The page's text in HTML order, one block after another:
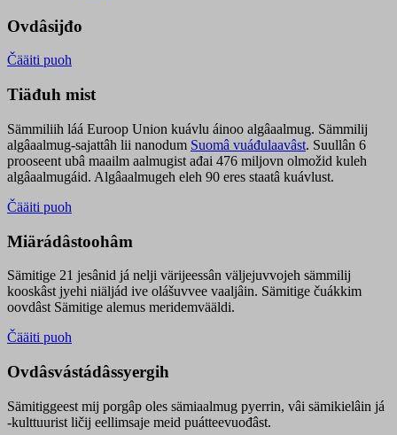
Ovdâsijđo
Čääiti puoh
Tiäđuh mist
Sämmiliih láá Euroop Union kuávlu áinoo algâaalmug. Sämmilij
algâaalmug-sajattâh lii nanodum Suomâ vuáđulaavâst. Suullân 6
prooseent ubâ maailm aalmugist ađai 476 miljovn olmožid kuleh
algâaalmugáid. Algâaalmugeh eleh 90 eres staatâ kuávlust.
Čääiti puoh
Miärádâstoohâm
Sämitige 21 jesânid já nelji värijeessân väljejuvvojeh sämmilij
kooskâst jyehi niäljád ive olášuvvee vaaljâin. Sämitige čuákkim
oovdâst Sämitige alemus meridemvääldi.
Čääiti puoh
Ovdâsvástádâssyergih
Sämitiggeest mij porgâp oles sämiaalmug pyerrin, vâi sämikielâin já
-kulttuurist ličij eellimsaje meid puátteevuođâst.